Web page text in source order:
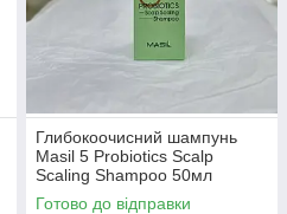
Глибокоочисний шампунь
Masil 5 Probiotics Scalp
Scaling Shampoo 50мл
23/05/26
Готово до відправки